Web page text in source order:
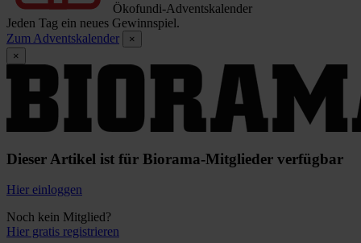
Ökofundi-Adventskalender
Jeden Tag ein neues Gewinnspiel.
Zum Adventskalender
×
×
Dieser Artikel ist für Biorama-Mitglieder verfügbar
Hier einloggen
Noch kein Mitglied?
Hier gratis registrieren